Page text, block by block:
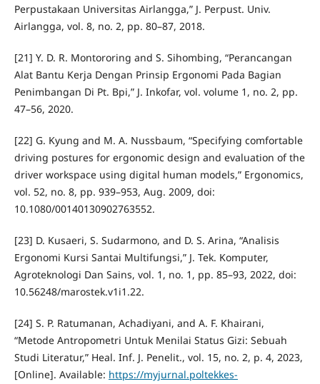
Perpustakaan Universitas Airlangga,” J. Perpust. Univ.
Airlangga, vol. 8, no. 2, pp. 80–87, 2018.
[21] Y. D. R. Montororing and S. Sihombing, “Perancangan
Alat Bantu Kerja Dengan Prinsip Ergonomi Pada Bagian
Penimbangan Di Pt. Bpi,” J. Inkofar, vol. volume 1, no. 2, pp.
47–56, 2020.
[22] G. Kyung and M. A. Nussbaum, “Specifying comfortable
driving postures for ergonomic design and evaluation of the
driver workspace using digital human models,” Ergonomics,
vol. 52, no. 8, pp. 939–953, Aug. 2009, doi:
10.1080/00140130902763552.
[23] D. Kusaeri, S. Sudarmono, and D. S. Arina, “Analisis
Ergonomi Kursi Santai Multifungsi,” J. Tek. Komputer,
Agroteknologi Dan Sains, vol. 1, no. 1, pp. 85–93, 2022, doi:
10.56248/marostek.v1i1.22.
[24] S. P. Ratumanan, Achadiyani, and A. F. Khairani,
“Metode Antropometri Untuk Menilai Status Gizi: Sebuah
Studi Literatur,” Heal. Inf. J. Penelit., vol. 15, no. 2, p. 4, 2023,
[Online]. Available: https://myjurnal.poltekkes-